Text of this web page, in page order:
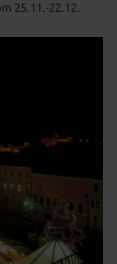
25.11.-22.12.